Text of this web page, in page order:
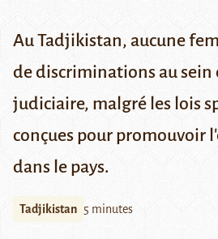
Au Tadjikistan, aucune
de discriminations au sein
judiciaire, malgré les lois
conçues pour promouvoir
dans le pays.
Tadjikistan 5 minutes